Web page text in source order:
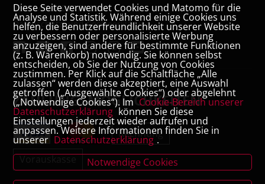
VERTRAG WIDERRUFEN
Datenschutz- und Cookieerklärung
ZAHLUNGSMÖGLICHKEITEN
Rechnung
Vorauskasse
Diese Seite verwendet Cookies und Matomo für die
Analyse und Statistik. Während einige Cookies uns
helfen, die Benutzerfreundlichkeit unserer Website
zu verbessern oder personalisierte Werbung
anzuzeigen, sind andere für bestimmte Funktionen
(z. B. Warenkorb) notwendig. Sie können selbst
entscheiden, ob Sie der Nutzung von Cookies
zustimmen. Per Klick auf die Schaltfläche „Alle
zulassen“ werden diese akzeptiert, eine Auswahl
getroffen („Ausgewählte Cookies“) oder abgelehnt
(„Notwendige Cookies“). Im Cookie-Bereich unserer
Datenschutzerklärung können Sie diese
Einstellungen jederzeit wieder aufrufen und
anpassen. Weitere Informationen finden Sie in
unserer Datenschutzerklärung .
Notwendige Cookies